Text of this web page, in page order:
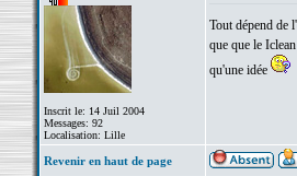
Inscrit le: 14 Juil 2004
Messages: 92
Localisation: Lille
Tout dépend de
que que le
qu'une idée
Revenir en haut de page